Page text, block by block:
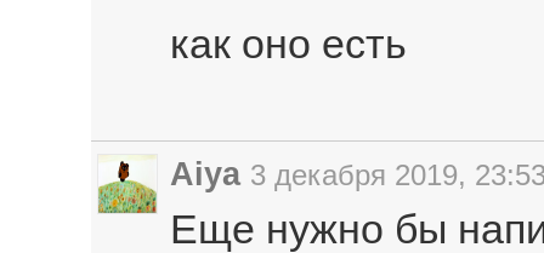
как оно есть
Aiya 3 декабря 2019,
Еще нужно бы